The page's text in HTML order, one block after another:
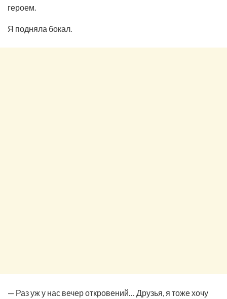
героем.
Я подняла бокал.
— Раз уж у нас вечер откровений… Друзья, я тоже хочу